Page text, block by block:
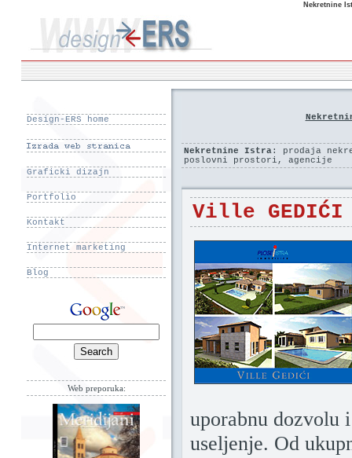
Nekretnine
Design-ERS home
Graficki dizajn
Portfolio
Kontakt
Internet marketing
Blog
Web preporuka:
Nekretnine Istra: prodaja
poslovni prostori, agencije
Ville
uporabnu dozvolu
useljenje. Od